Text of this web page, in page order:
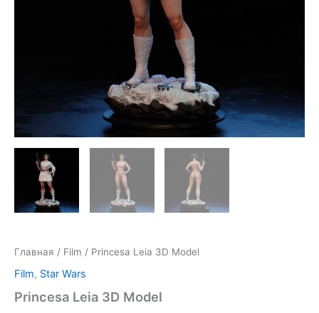
Главная / Film / Princesa Leia 3D Model
Film, Star Wars
Princesa Leia 3D Model